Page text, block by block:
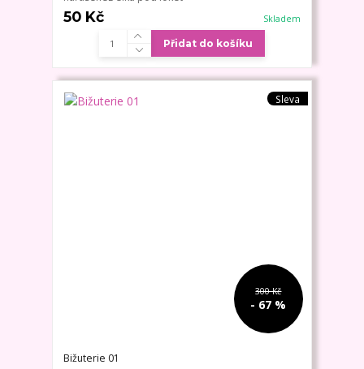
50 Kč Skladem
Přidat do košíku
Sleva
300 Kč
- 67 %
Bižuterie 01